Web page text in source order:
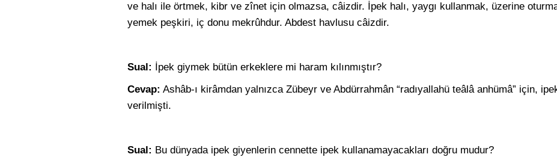
ve halı ile örtmek, kibr ve zînet için olmazsa, câizdir. İpek halı, yaygı kullanmak, üzerine
yemek peşkiri, iç donu mekrûhdur. Abdest havlusu câizdir.
Sual: İpek giymek bütün erkeklere mi haram kılınmıştır?
Cevap: Ashâb-ı kirâmdan yalnızca Zübeyr ve Abdürrahmân “radıyallahü teâlâ anhümâ” için,
verilmişti.
Sual: Bu dünyada ipek giyenlerin cennette ipek kullanamayacakları doğru mudur?